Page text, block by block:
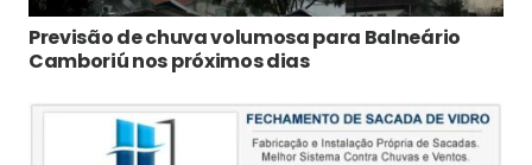
Previsão de chuva volumosa para Balneário
Camboriú nos próximos dias